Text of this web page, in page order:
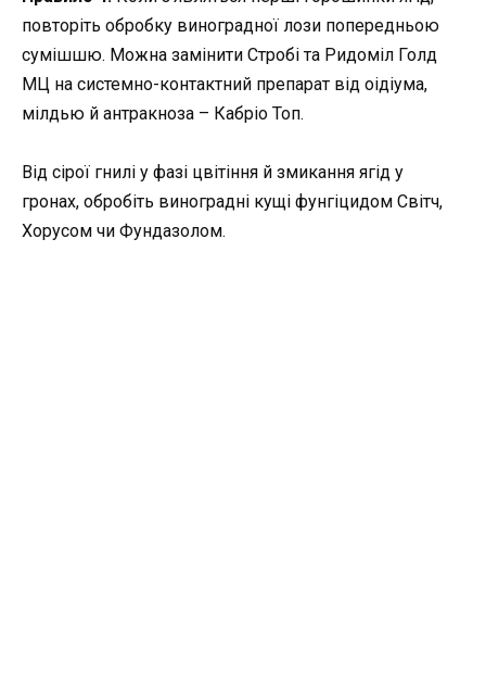
повторіть обробку виноградної лози попередньою
сумішшю. Можна замінити Стробі та Ридоміл Голд
МЦ на системно-контактний препарат від оідіума,
мілдью й антракноза – Кабріо Топ.
Від сірої гнилі у фазі цвітіння й змикання ягід у
гронах, обробіть виноградні кущі фунгіцидом Світч,
Хорусом чи Фундазолом.